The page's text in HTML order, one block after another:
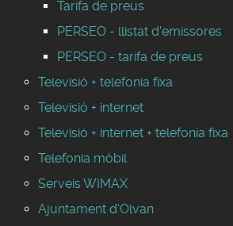
Tarifa de preus
PERSEO - llistat d'emissores
PERSEO - tarifa de preus
Televisió + telefonia fixa
Televisió + internet
Televisió + internet + telefonia fixa
Telefonia mòbil
Serveis WIMAX
Ajuntament d'Olvan